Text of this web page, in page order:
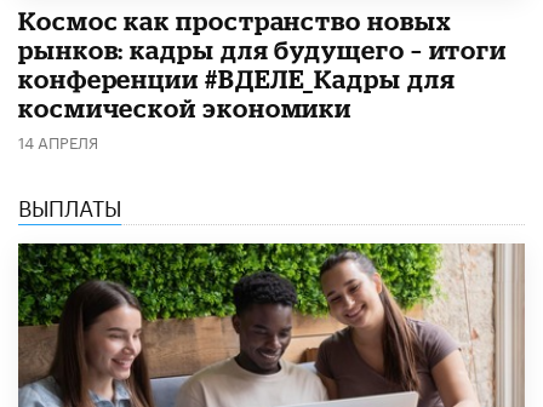
Космос как пространство новых
рынков: кадры для будущего – итоги
конференции #ВДЕЛЕ_Кадры для
космической экономики
14 АПРЕЛЯ
ВЫПЛАТЫ